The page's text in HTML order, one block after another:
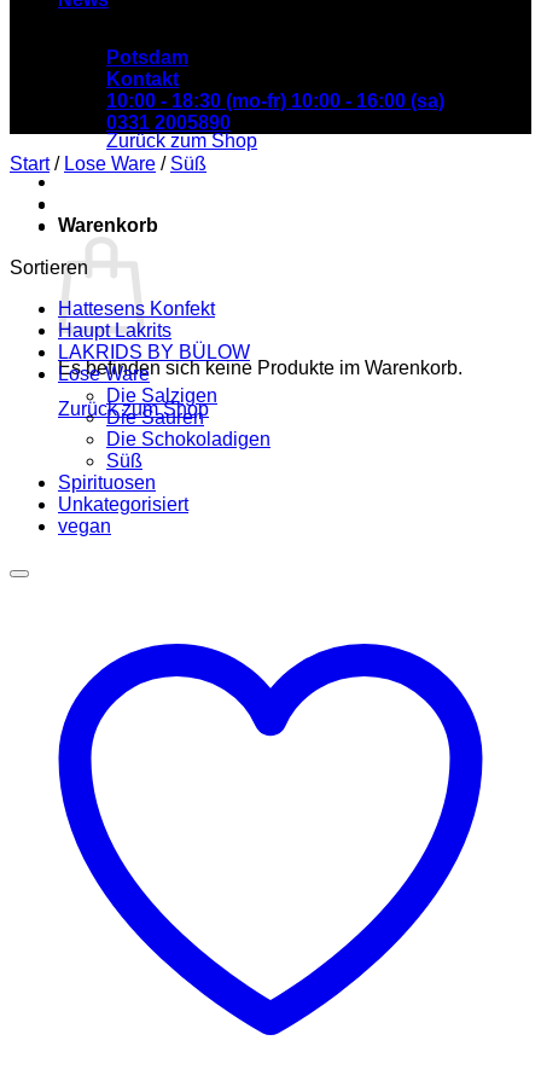
Es befinden sich keine Produkte im Warenkorb.
Zurück zum Shop
Warenkorb
Es befinden sich keine Produkte im Warenkorb.
Zurück zum Shop
Potsdam
Kontakt
10:00 - 18:30 (mo-fr) 10:00 - 16:00 (sa)
0331 2005890
Start / Lose Ware / Süß
Sortieren
Hattesens Konfekt
Haupt Lakrits
LAKRIDS BY BÜLOW
Lose Ware
Die Salzigen
Die Sauren
Die Schokoladigen
Süß
Spirituosen
Unkategorisiert
vegan